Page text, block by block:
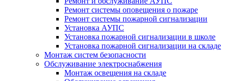
Ремонт системы оповещения о пожаре
Ремонт системы пожарной сигнализации
Установка АУПС
Установка пожарной сигнализации в школе
Установка пожарной сигнализации на складе
Монтаж систем безопасности
Обслуживание электроснабжения
Монтаж освещения на складе